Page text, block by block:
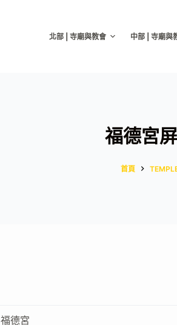
北部 | 寺廟與教會 中部 | 寺廟與
福德宮
首頁
福德宮